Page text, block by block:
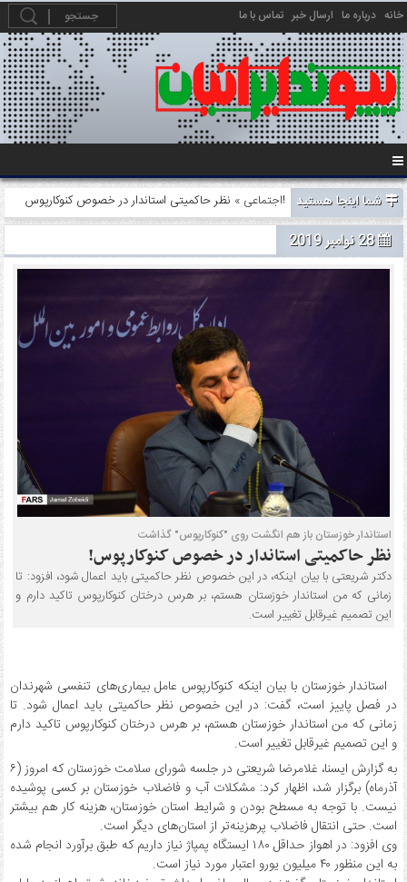
خانه درباره ما ارسال خبر تماس با ما
شما اینجا هستید اجتماعی» نظر حاکمیتی استاندار در خصوص کنوکارپوس!
28 نوامبر 2019
استاندار خوزستان باز هم انگشت روی "کنوکارپوس" گذاشت
نظر حاکمیتی استاندار در خصوص کنوکارپوس!
دکتر شریعتی با بیان اینکه، در این خصوص نظر حاکمیتی باید اعمال شود، افزود: تا
زمانی که من استاندار خوزستان هستم، بر هرس درختان کنوکارپوس تاکید دارم و
این تصمیم غیرقابل تغییر است.
استاندار خوزستان با بیان اینکه کنوکارپوس عامل بیماری‌های تنفسی شهرندان
در فصل پاییز است، گفت: در این خصوص نظر حاکمیتی باید اعمال شود. تا
زمانی که من استاندار خوزستان هستم، بر هرس درختان کنوکارپوس تاکید دارم
و این تصمیم غیرقابل تغییر است.
به گزارش ایسنا، غلامرضا شریعتی در جلسه شورای سلامت خوزستان که امروز (۶
آذرماه) برگزار شد، اظهار کرد: مشکلات آب و فاضلاب خوزستان بر کسی پوشیده
نیست. با توجه به مسطح بودن و شرایط استان خوزستان، هزینه کار هم بیشتر
است. حتی انتقال فاضلاب پرهزینه‌تر از استان‌های دیگر است.
وی افزود: در اهواز حداقل ۱۸۰ ایستگاه پمپاژ نیاز داریم که طبق برآورد انجام شده
به این منظور ۴۰ میلیون یورو اعتبار مورد نیاز است.